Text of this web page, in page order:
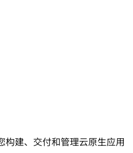
构建、交付和管理云原生应用